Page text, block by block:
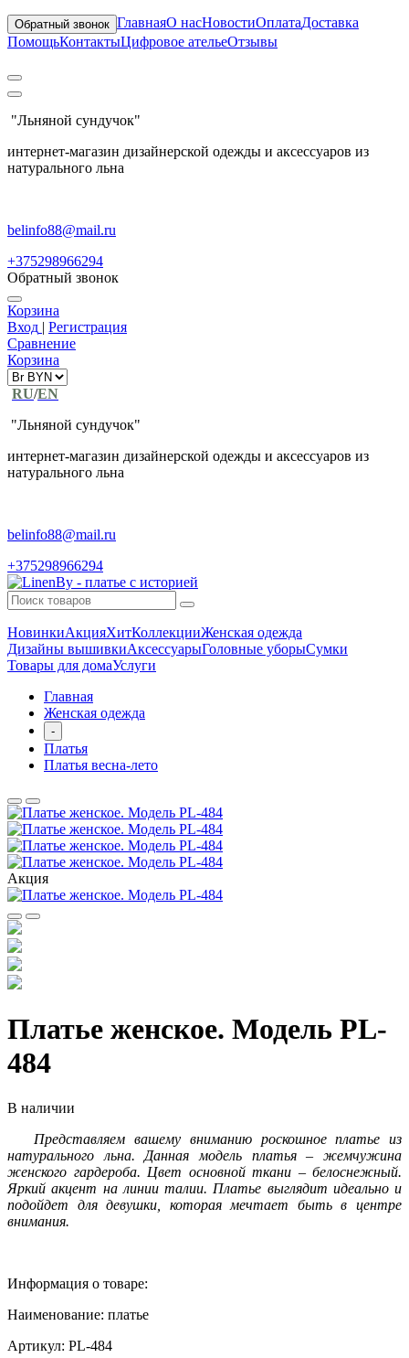
Обратный звонок ГлавнаяО насНовостиОплатаДоставка
ПомощьКонтактыЦифровое ательеОтзывы
"Льняной сундучок"
интернет-магазин дизайнерской одежды и аксессуаров из
натурального льна
belinfo88@mail.ru
+375298966294
Обратный звонок
Корзина
Вход | Регистрация
Сравнение
Корзина
RU/EN
"Льняной сундучок"
интернет-магазин дизайнерской одежды и аксессуаров из
натурального льна
belinfo88@mail.ru
+375298966294
НовинкиАкцияХитКоллекцииЖенская одежда
Дизайны вышивкиАксессуарыГоловные уборыСумки
Товары для домаУслуги
Главная
Женская одежда
-
Платья
Платья весна-лето
Акция
Платье женское. Модель PL-
484
В наличии
Представляем вашему вниманию роскошное платье из
натурального льна. Данная модель платья – жемчужина
женского гардероба. Цвет основной ткани – белоснежный.
Яркий акцент на линии талии. Платье выглядит идеально и
подойдет для девушки, которая мечтает быть в центре
внимания.
Информация о товаре:
Наименование: платье
Артикул: PL-484